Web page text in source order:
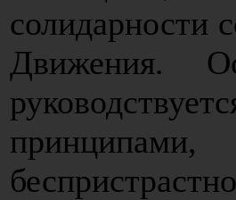
солидарности
Движения.